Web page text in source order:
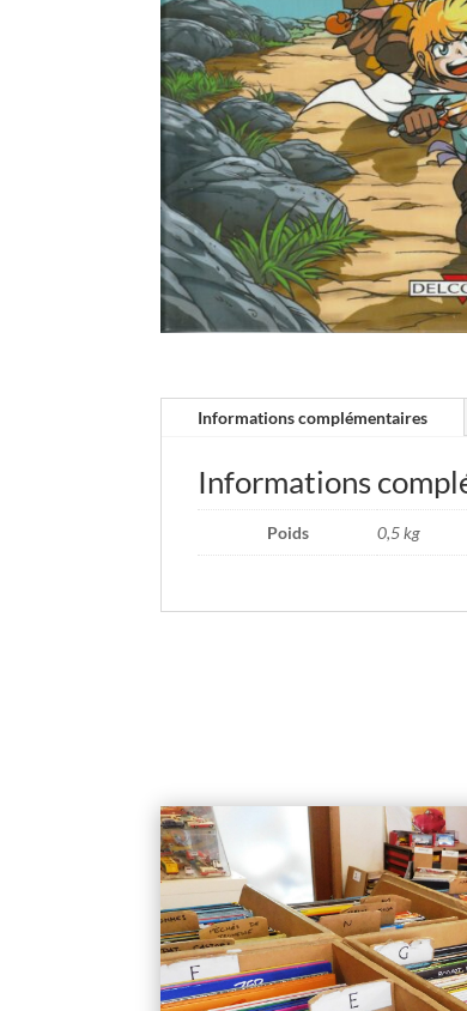
Informations complémentaires
Informations
Poids 0,5 kg